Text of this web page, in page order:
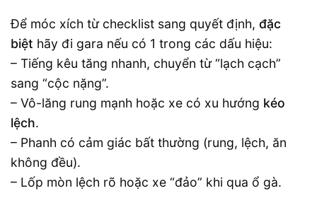
Để móc xích từ checklist sang quyết định, đặc
biệt hãy đi gara nếu có 1 trong các dấu hiệu:
– Tiếng kêu tăng nhanh, chuyển từ “lạch cạch”
sang “cộc nặng”.
– Vô-lăng rung mạnh hoặc xe có xu hướng kéo
lệch.
– Phanh có cảm giác bất thường (rung, lệch, ăn
không đều).
– Lốp mòn lệch rõ hoặc xe “đảo” khi qua ổ gà.